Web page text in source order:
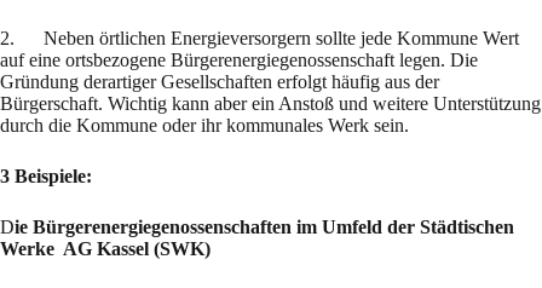
2. Neben örtlichen Energieversorgern sollte jede Kommune Wert
auf eine ortsbezogene Bürgerenergiegenossenschaft legen. Die
Gründung derartiger Gesellschaften erfolgt häufig aus der
Bürgerschaft. Wichtig kann aber ein Anstoß und weitere Unterstützung
durch die Kommune oder ihr kommunales Werk sein.
3 Beispiele:
Die Bürgerenergiegenossenschaften im Umfeld der Städtischen
Werke AG Kassel (SWK)